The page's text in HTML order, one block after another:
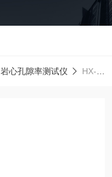
岩心孔隙率测试仪 HX-CP型岩心孔隙率测量仪